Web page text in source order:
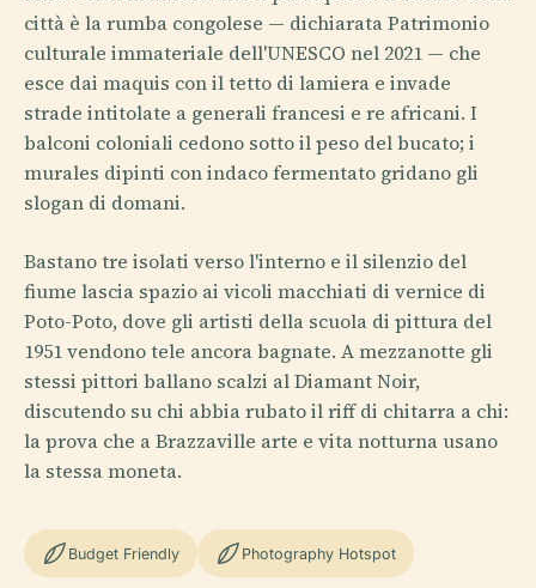
città è la rumba congolese — dichiarata Patrimonio
culturale immateriale dell'UNESCO nel 2021 — che
esce dai maquis con il tetto di lamiera e invade
strade intitolate a generali francesi e re africani. I
balconi coloniali cedono sotto il peso del bucato; i
murales dipinti con indaco fermentato gridano gli
slogan di domani.
Bastano tre isolati verso l'interno e il silenzio del
fiume lascia spazio ai vicoli macchiati di vernice di
Poto-Poto, dove gli artisti della scuola di pittura del
1951 vendono tele ancora bagnate. A mezzanotte gli
stessi pittori ballano scalzi al Diamant Noir,
discutendo su chi abbia rubato il riff di chitarra a chi:
la prova che a Brazzaville arte e vita notturna usano
la stessa moneta.
Budget Friendly Photography Hotspot